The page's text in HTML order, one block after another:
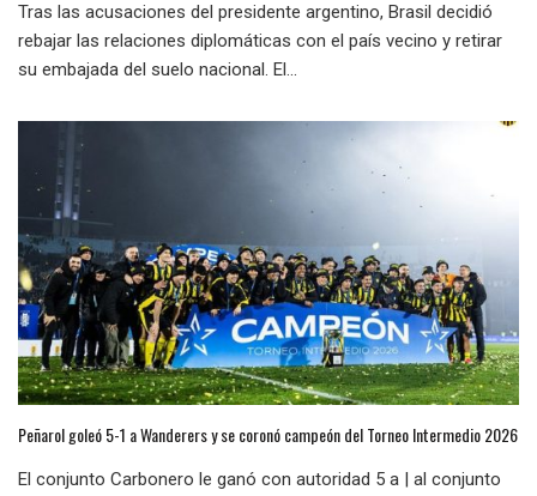
Tras las acusaciones del presidente argentino, Brasil decidió
rebajar las relaciones diplomáticas con el país vecino y retirar
su embajada del suelo nacional. El...
Peñarol goleó 5-1 a Wanderers y se coronó campeón del Torneo Intermedio 2026
El conjunto Carbonero le ganó con autoridad 5 a | al conjunto